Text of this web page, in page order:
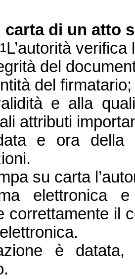
carta di un atto
1L’autorità
del
del firmatario;
e alla
attributi
e ora della
su carta
elettronica
correttamente il
è